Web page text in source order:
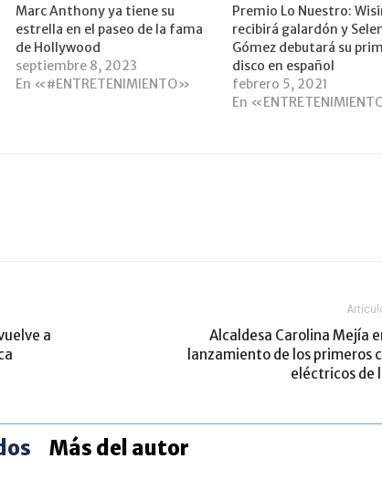
Marc Anthony ya tiene su
estrella en el paseo de la fama
de Hollywood
septiembre 8, 2023
En «#ENTRETENIMIENTO»
Premio Lo Nuestro:
recibirá galardón y
Gómez debutará su
disco en español
febrero 5, 2021
En
a
Alcaldesa Carolina Mejía
lanzamiento de los primeros
eléctricos de
Más del autor